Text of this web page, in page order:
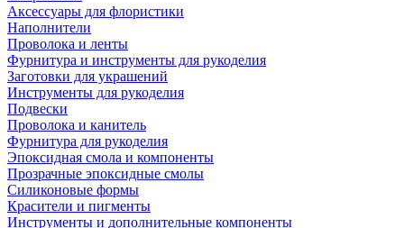
Аксессуары для флористики
Наполнители
Проволока и ленты
Фурнитура и инструменты для рукоделия
Заготовки для украшений
Инструменты для рукоделия
Подвески
Проволока и канитель
Фурнитура для рукоделия
Эпоксидная смола и компоненты
Прозрачные эпоксидные смолы
Силиконовые формы
Красители и пигменты
Инструменты и дополнительные компоненты